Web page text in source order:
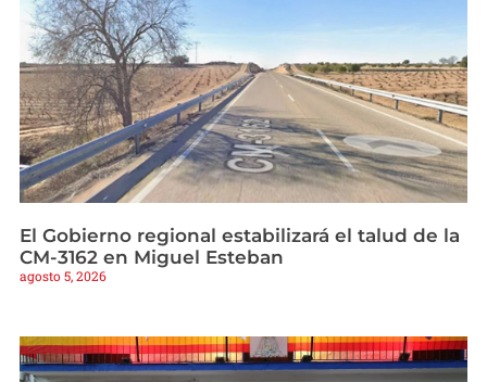
El Gobierno regional estabilizará el talud de la
CM-3162 en Miguel Esteban
agosto 5, 2026